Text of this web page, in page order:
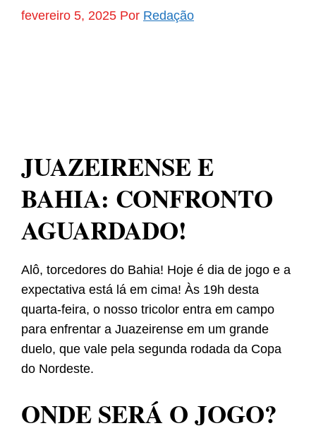
fevereiro 5, 2025 Por Redação
JUAZEIRENSE E
BAHIA: CONFRONTO
AGUARDADO!
Alô, torcedores do Bahia! Hoje é dia de jogo e a
expectativa está lá em cima! Às 19h desta
quarta-feira, o nosso tricolor entra em campo
para enfrentar a Juazeirense em um grande
duelo, que vale pela segunda rodada da Copa
do Nordeste.
ONDE SERÁ O JOGO?